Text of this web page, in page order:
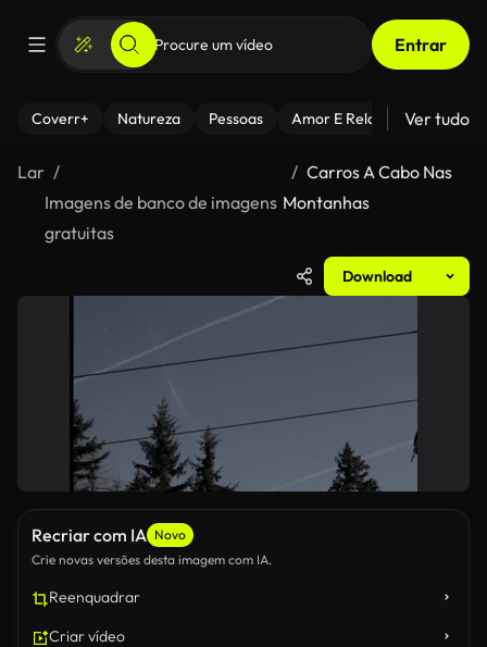
Entrar
Coverr+ Natureza Pessoas Amor E Relacionamentos
Ver tudo
Lar
Imagens de banco de imagens
gratuitas
Carros A Cabo Nas
Montanhas
Download
Recriar com IA Novo
Crie novas versões desta imagem com IA.
Reenquadrar
Criar vídeo